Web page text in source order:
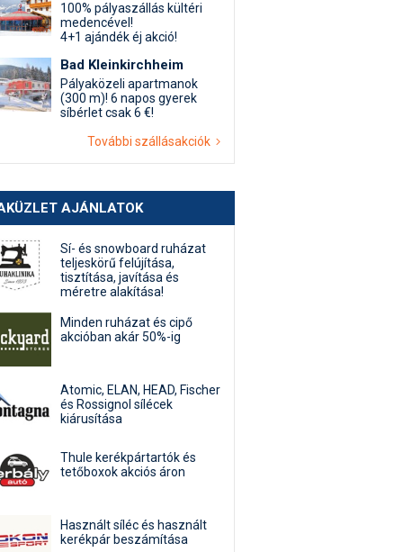
100% pályaszállás kültéri
medencével!
4+1 ajándék éj akció!
Bad Kleinkirchheim
Pályaközeli apartmanok
(300 m)! 6 napos gyerek
síbérlet csak 6 €!
További szállásakciók
AJÁNLATOK
Sí- és snowboard ruházat
teljeskörű felújítása,
tisztítása, javítása és
méretre alakítása!
Minden ruházat és cipő
akcióban akár 50%-ig
Atomic, ELAN, HEAD, Fischer
és Rossignol sílécek
kiárusítása
Thule kerékpártartók és
tetőboxok akciós áron
Használt síléc és használt
kerékpár beszámítása